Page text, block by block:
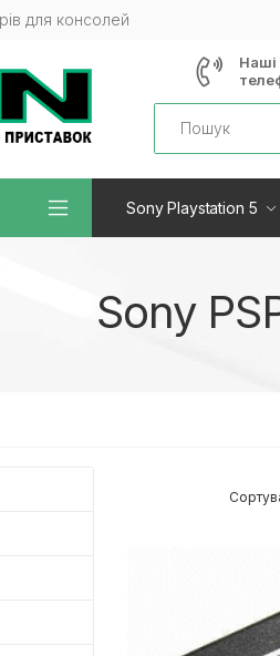
для консолей
Наші
Search
Sony Playstation 5
Sony